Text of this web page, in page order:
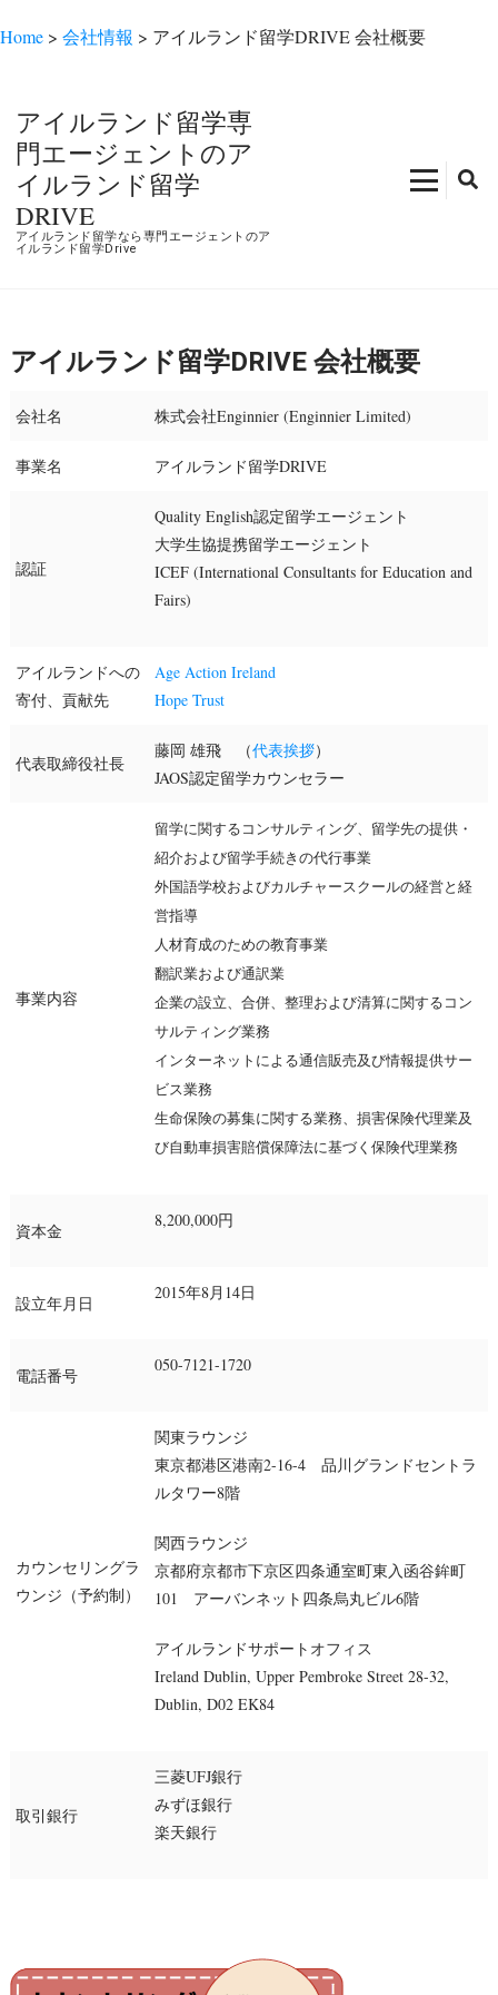
Home > 会社情報 > アイルランド留学DRIVE 会社概要
へ
(Enter
押
アイルランド留学専
門エージェントのア
イルランド留学
DRIVE
アイルランド留学なら専門エージェントのア
イルランド留学Drive
アイルランド留学DRIVE 会社概要
会社名 株式会社Enginnier (Enginnier Limited)
事業名 アイルランド留学DRIVE
認証
Quality English認定留学エージェント
大学生協提携留学エージェント
ICEF (International Consultants for Education and
Fairs)
アイルランドへの
寄付、貢献先
Age Action Ireland
Hope Trust
代表取締役社長
藤岡 雄飛 （代表挨拶）
JAOS認定留学カウンセラー
事業内容
留学に関するコンサルティング、留学先の提供・
紹介および留学手続きの代行事業
外国語学校およびカルチャースクールの経営と経
営指導
人材育成のための教育事業
翻訳業および通訳業
企業の設立、合併、整理および清算に関するコン
サルティング業務
インターネットによる通信販売及び情報提供サー
ビス業務
生命保険の募集に関する業務、損害保険代理業及
び自動車損害賠償保障法に基づく保険代理業務
資本金
8,200,000円
設立年月日
2015年8月14日
電話番号
050-7121-1720
カウンセリングラ
ウンジ（予約制）
関東ラウンジ
東京都港区港南2-16-4 品川グランドセントラ
ルタワー8階
関西ラウンジ
京都府京都市下京区四条通室町東入函谷鉾町
101 アーバンネット四条烏丸ビル6階
アイルランドサポートオフィス
Ireland Dublin, Upper Pembroke Street 28-32,
Dublin, D02 EK84
取引銀行
三菱UFJ銀行
みずほ銀行
楽天銀行